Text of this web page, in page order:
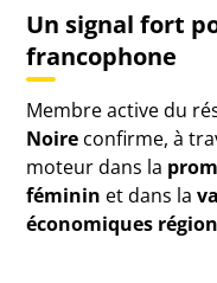
Un signal fort
francophone
Membre active du
Noire confirme, à
moteur dans la
féminin et dans la
économiques